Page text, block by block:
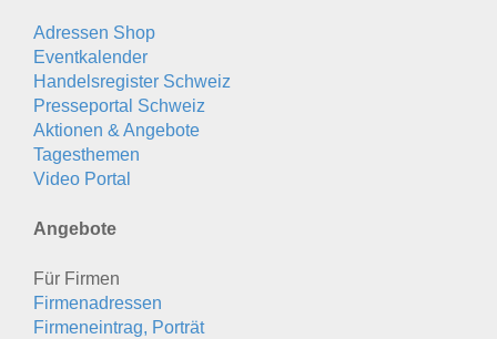
Adressen Shop
Eventkalender
Handelsregister Schweiz
Presseportal Schweiz
Aktionen & Angebote
Tagesthemen
Video Portal
Angebote
Für Firmen
Firmenadressen
Firmeneintrag, Porträt